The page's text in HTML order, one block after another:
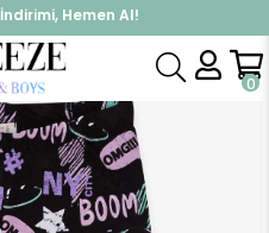
Hemen Al!
Kap, Hemen Üye Ol!
0